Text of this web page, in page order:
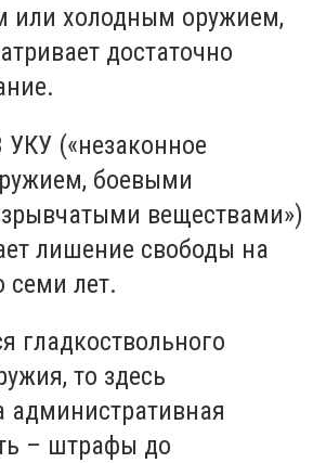
или холодным оружием,
достаточно
УКУ («незаконное
боевыми
веществами»)
лишение свободы на
семи лет.
гладкоствольного
то здесь
административная
– штрафы до